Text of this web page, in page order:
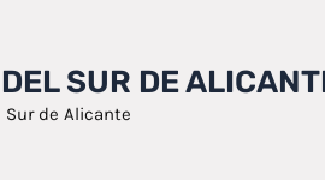
SUR DE
de Alicante